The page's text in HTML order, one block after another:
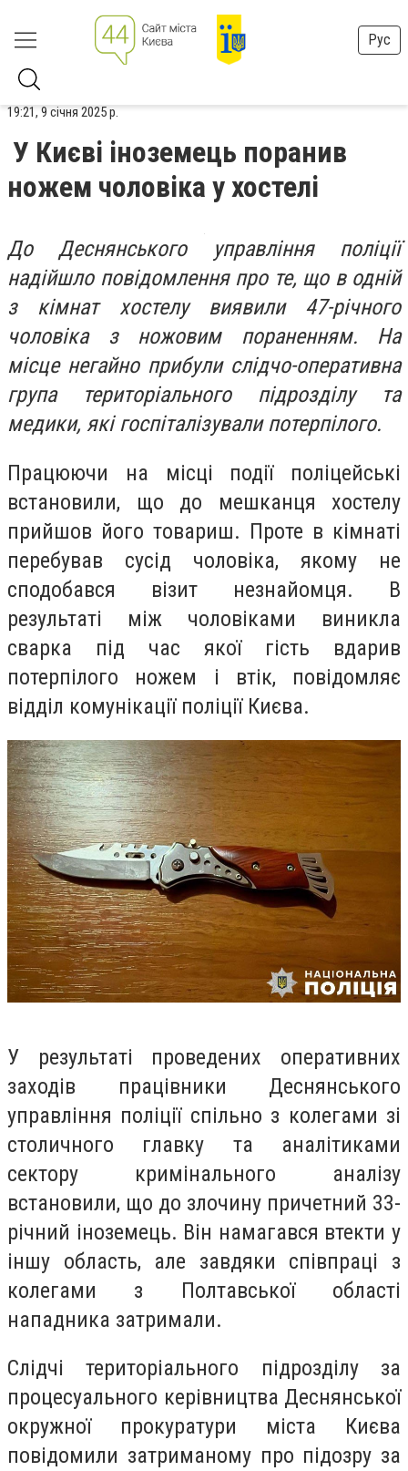
Рус
19:21, 9 січня 2025 р.
У Києві іноземець поранив
ножем чоловіка у хостелі
До Деснянського управління поліції
надійшло повідомлення про те, що в одній
з кімнат хостелу виявили 47-річного
чоловіка з ножовим пораненням. На
місце негайно прибули слідчо-оперативна
група територіального підрозділу та
медики, які госпіталізували потерпілого.
Працюючи на місці події поліцейські
встановили, що до мешканця хостелу
прийшов його товариш. Проте в кімнаті
перебував сусід чоловіка, якому не
сподобався візит незнайомця. В
результаті між чоловіками виникла
сварка під час якої гість вдарив
потерпілого ножем і втік, повідомляє
відділ комунікації поліції Києва.
У результаті проведених оперативних
заходів працівники Деснянського
управління поліції спільно з колегами зі
столичного главку та аналітиками
сектору кримінального аналізу
встановили, що до злочину причетний 33-
річний іноземець. Він намагався втекти у
іншу область, але завдяки співпраці з
колегами з Полтавської області
нападника затримали.
Слідчі територіального підрозділу за
процесуального керівництва Деснянської
окружної прокуратури міста Києва
повідомили затриманому про підозру за